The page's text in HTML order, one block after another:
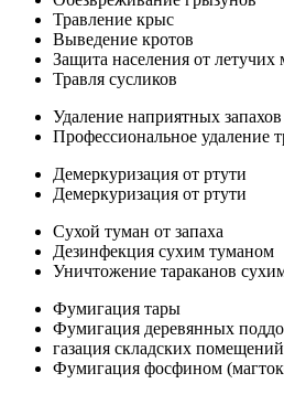
Травление крыс
Выведение кротов
Защита населения от
Травля сусликов
Удаление наприятных
Профессиональное удаление
Демеркуризация от ртути
Демеркуризация от ртути
Сухой туман от запаха
Дезинфекция сухим туманом
Уничтожение тараканов
Фумигация тары
Фумигация деревянных
газация складских помещений
Фумигация фосфином